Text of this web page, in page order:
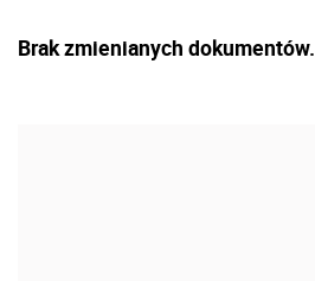
Brak zmienianych dokumentów.